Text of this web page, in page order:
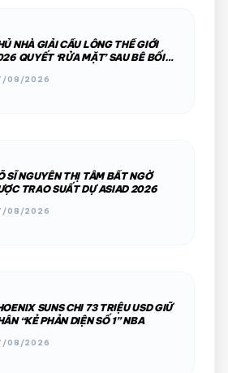
NHÀ GIẢI CẦU LÔNG THẾ GIỚI
QUYẾT ‘RỬA MẶT’ SAU BÊ BỐI
08/2026
SĨ NGUYỄN THỊ TÂM BẤT NGỜ
TRAO SUẤT DỰ ASIAD 2026
08/2026
SUNS CHI 73 TRIỆU USD GIỮ
“KẺ PHẢN DIỆN SỐ 1” NBA
08/2026